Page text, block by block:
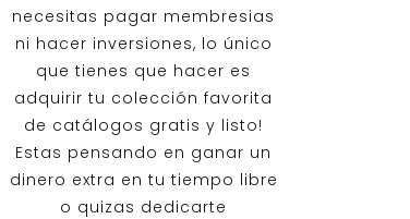
necesitas pagar membresias
ni hacer inversiones, lo único
que tienes que hacer es
adquirir tu colección favorita
de catálogos gratis y listo!
Estas pensando en ganar un
dinero extra en tu tiempo libre
o quizas dedicarte